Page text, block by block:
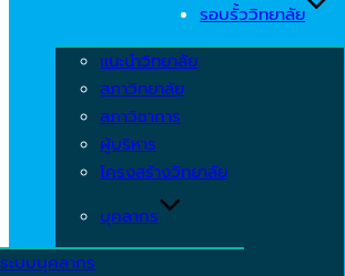
รอบรั้ววิทยาลัย
แนะนำวิทยาลัย
สภาวิทยาลัย
สภาวิชาการ
ผู้บริหาร
โครงสร้างวิทยาลัย
บุคลากร
ระบบบุคลากร